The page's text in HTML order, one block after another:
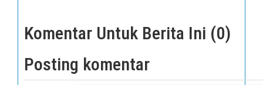
Komentar Untuk Berita Ini (0)
Posting komentar